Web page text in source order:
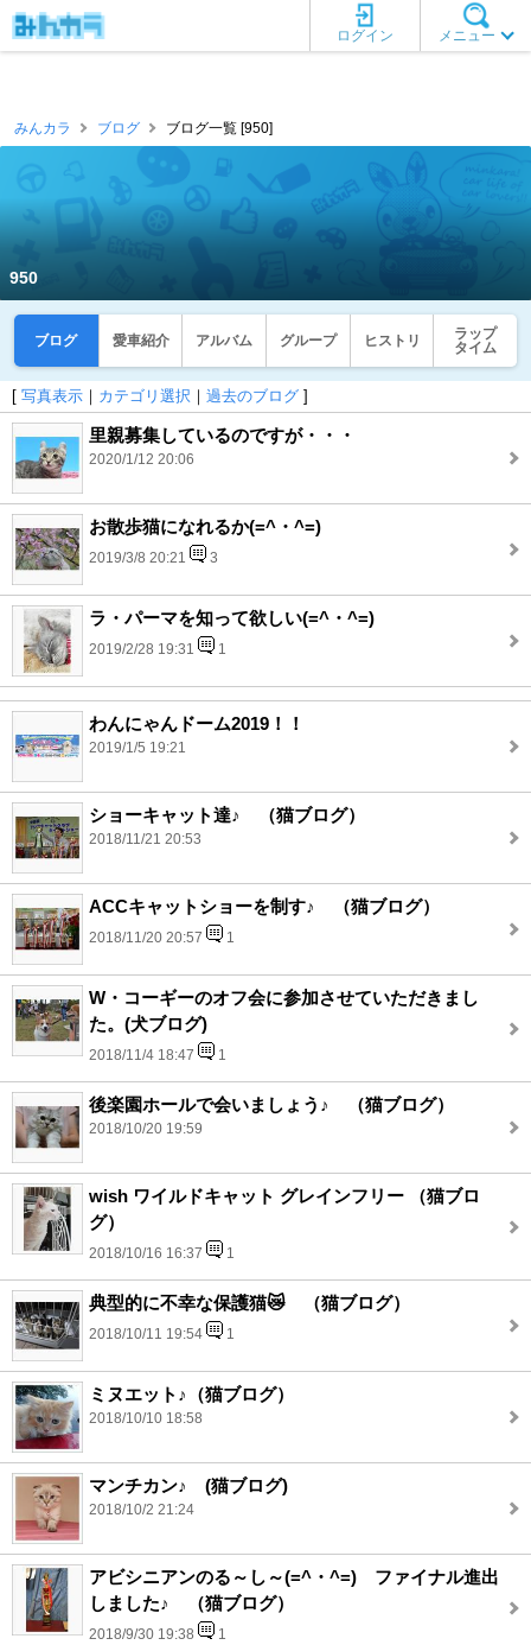
メニュー
ログイン
みんカラ ブログ ブログ一覧 [950]
950
ブログ 愛車紹介 アルバム グループ ヒストリ
ラップ
タイム
[ 写真表示 ｜ カテゴリ選択 ｜ 過去のブログ ]
里親募集しているのですが・・・
2020/1/12 20:06
お散歩猫になれるか(=^・^=)
2019/3/8 20:21 3
ラ・パーマを知って欲しい(=^・^=)
2019/2/28 19:31 1
わんにゃんドーム2019！！
2019/1/5 19:21
ショーキャット達♪ （猫ブログ）
2018/11/21 20:53
ACCキャットショーを制す♪ （猫ブログ）
2018/11/20 20:57 1
W・コーギーのオフ会に参加させていただきまし
た。(犬ブログ)
2018/11/4 18:47 1
後楽園ホールで会いましょう♪ （猫ブログ）
2018/10/20 19:59
wish ワイルドキャット グレインフリー （猫ブロ
グ）
2018/10/16 16:37 1
典型的に不幸な保護猫😿 （猫ブログ）
2018/10/11 19:54 1
ミヌエット♪（猫ブログ）
2018/10/10 18:58
マンチカン♪ (猫ブログ)
2018/10/2 21:24
アビシニアンのる～し～(=^・^=) ファイナル進出
しました♪ （猫ブログ）
2018/9/30 19:38 1